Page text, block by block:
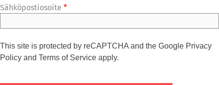
Sähköpostiosoite *
This site is protected by reCAPTCHA and the Google Privacy
Policy and Terms of Service apply.